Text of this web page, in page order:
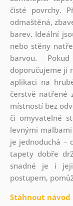
čisté povrchy.
odmaštěná,
barev. Ideální
nebo stěny
barvou.
doporučujeme ji
aplikaci na
čerstvě natřené
místností bez
či omyvatelné
levnými
je jednoduchá –
tapety dobře
snadné je i
postupem,
Stáhnout návod